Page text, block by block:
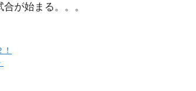
が始まる。。。